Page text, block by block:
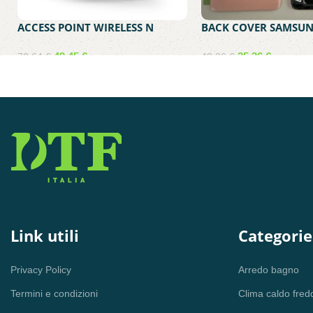
ACCESS POINT WIRELESS N
300MBPS TP-LINK OMADA
EAP115
70,64 € 49,45 €
BACK COVER
PACK GALAXY S21 5G
PINK GH82-24520D
40,26 € 25,36 €
Link utili
Privacy Policy
Termini e condizioni
Categorie
Arredo bagno
Clima caldo